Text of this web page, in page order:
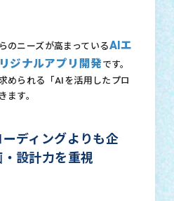
のニーズが高まっているAIエ
ジナルアプリ開発です。
められる「AIを活用したプロ
ます。
ーディングよりも企
・設計力を重視